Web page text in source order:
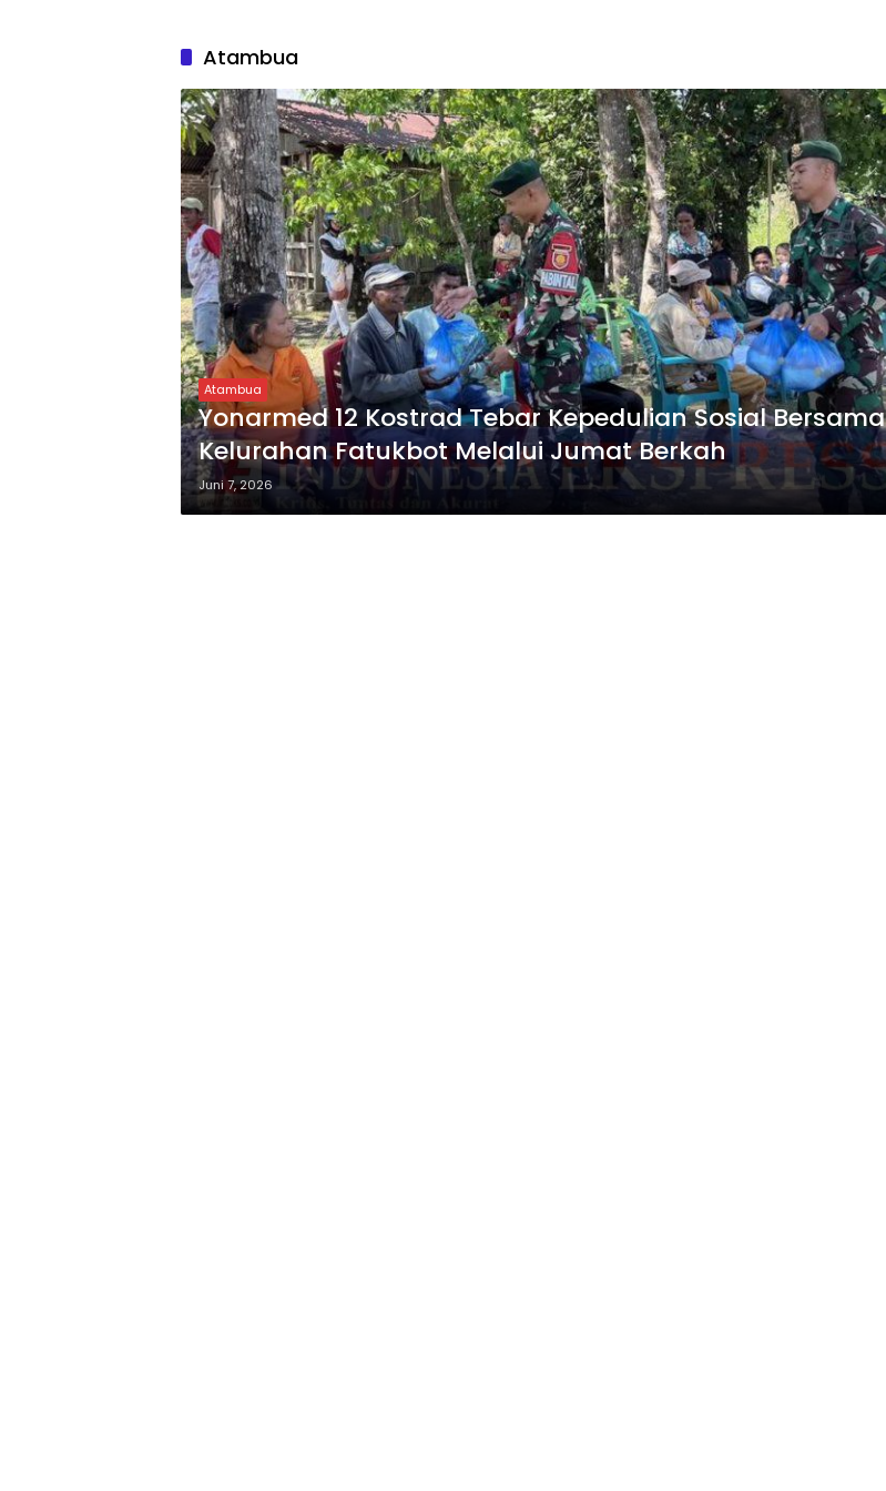
Atambua
Atambua
Yonarmed 12 Kostrad Tebar Kepedulian Sosial Bersama
Kelurahan Fatukbot Melalui Jumat Berkah
Juni 7, 2026